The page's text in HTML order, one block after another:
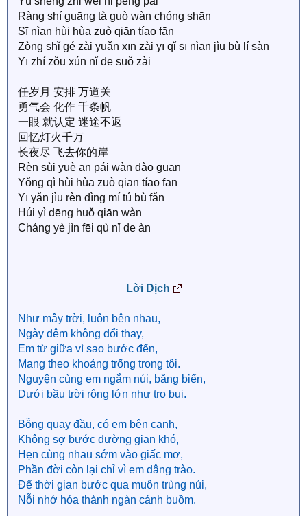
Ràng shí guāng tà guò wàn chóng shān
Sī nìan hùi hùa zuò qiān tíao fān
Zòng shǐ gé zài yuǎn xīn zài yī qǐ sī nìan jìu bù lí sàn
Yī zhí zǒu xún nǐ de suǒ zài
任岁月 安排 万道关
勇气会 化作 千条帆
一眼 就认定 迷途不返
回忆灯火千万
长夜尽 飞去你的岸
Rèn sùi yuè ān pái wàn dào guān
Yǒng qì hùi hùa zuò qiān tíao fān
Yī yǎn jìu rèn dìng mí tú bù fǎn
Húi yì dēng huǒ qiān wàn
Cháng yè jìn fēi qù nǐ de àn
Lời Dịch
Như mây trời, luôn bên nhau,
Ngày đêm không đổi thay,
Em từ giữa vì sao bước đến,
Mang theo khoảng trống trong tôi.
Nguyện cùng em ngắm núi, băng biển,
Dưới bầu trời rộng lớn như tro bụi.
Bỗng quay đầu, có em bên cạnh,
Không sợ bước đường gian khó,
Hẹn cùng nhau sớm vào giấc mơ,
Phần đời còn lại chỉ vì em dâng trào.
Để thời gian bước qua muôn trùng núi,
Nỗi nhớ hóa thành ngàn cánh buồm.